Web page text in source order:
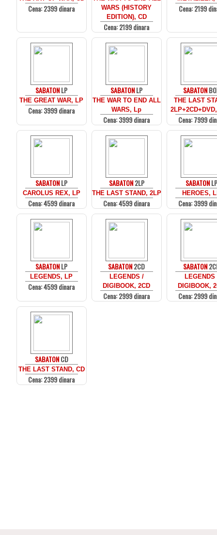
Cena: 2399 dinara
WARS (HISTORY
EDITION), CD
Cena: 2199 dinara
Cena: 2199
SABATONLP
THE GREAT WAR, LP
Cena: 3999 dinara
SABATONLP
THE WAR TO END ALL
WARS, Lp
Cena: 3999 dinara
SABATON
THE LAST
Cena: 7999
SABATONLP
CAROLUS REX, LP
Cena: 4599 dinara
SABATON2LP
THE LAST STAND, 2LP
Cena: 4599 dinara
SABATON
HEROES,
Cena: 3999
SABATONLP
LEGENDS, LP
Cena: 4599 dinara
SABATON2CD
LEGENDS /
DIGIBOOK, 2CD
Cena: 2999 dinara
SABATON
LEGENDS
DIGIBOOK,
Cena: 2999
SABATONCD
THE LAST STAND, CD
Cena: 2399 dinara